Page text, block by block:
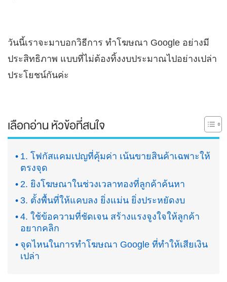
วันนี้เราจะมาบอกวิธีการ ทำโฆษณา Google อย่างมี
ประสิทธิภาพ แบบที่ไม่ต้องทิ้งงบประมาณไปอย่างเปล่า
ประโยชน์กันค่ะ
เลือกอ่าน หัวข้อที่สนใจ
1. โฟกัสแคมเปญที่คุ้มค่า เน้นขายสินค้าเฉพาะให้
ตรงจุด
2. ยิงโฆษณาในช่วงเวลาทองที่ลูกค้าค้นหา
3. ตั้งพื้นที่ให้แคบลง ยิ่งแม่น ยิ่งประหยัดงบ
4. ใช้ข้อความที่ชัดเจน สร้างแรงจูงใจให้ลูกค้า
อยากคลิก
จุดไหนในการทำโฆษณา Google ที่ทำให้เสียเงิน
เปล่า